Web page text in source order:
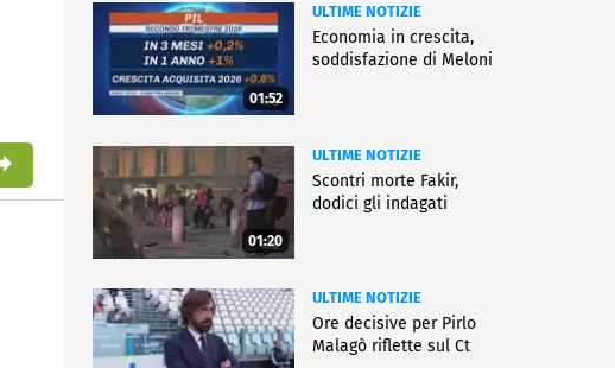
01:52
ULTIME NOTIZIE
Economia in crescita,
soddisfazione di Meloni
01:20
ULTIME NOTIZIE
Scontri morte Fakir,
dodici gli indagati
ULTIME NOTIZIE
Ore decisive per Pirlo
Malagò riflette sul Ct